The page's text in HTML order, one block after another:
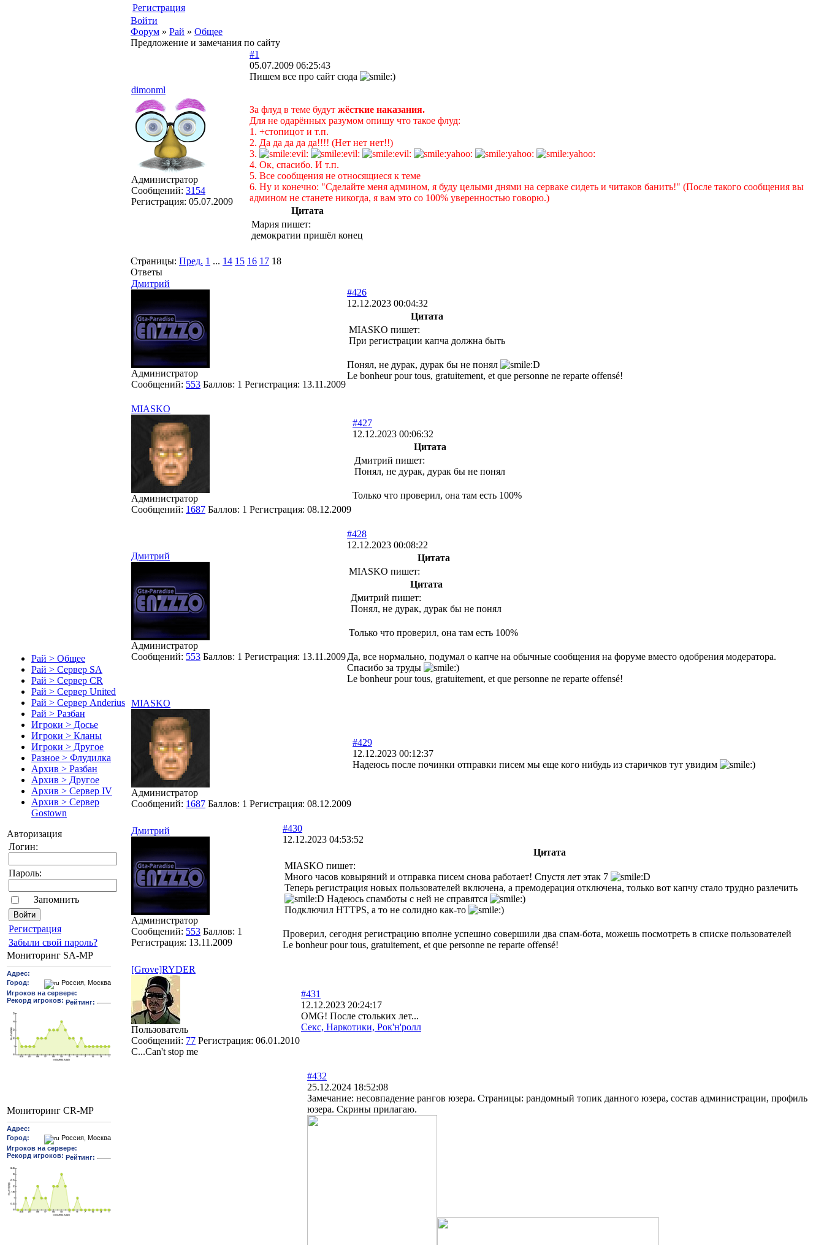
Рай > Общее
Рай > Сервер SA
Рай > Сервер CR
Рай > Сервер United
Рай > Сервер Anderius
Рай > Разбан
Игроки > Досье
Игроки > Кланы
Игроки > Другое
Разное > Флудилка
Архив > Разбан
Архив > Другое
Архив > Сервер IV
Архив > Сервер
Gostown
Авторизация
Логин:
Пароль:
Запомнить
Pегиcтрaция
Забыли свой пароль?
Мониторинг SA-MP
Мониторинг CR-MP
Регистрация
Войти
Форум » Рай » Общее
Предложение и замечания по сайту
dimonml
Администратор
Сообщений: 3154
Регистрация: 05.07.2009
#1
05.07.2009 06:25:43
Пишем все про сайт сюда
За флуд в теме будут жёсткие наказания.
Для не одарённых разумом опишу что такое флуд:
1. +стопицот и т.п.
2. Да да да да да!!!! (Нет нет нет!!)
3.
4. Ок, спасибо. И т.п.
5. Все сообщения не относящиеся к теме
6. Ну и конечно: "Сделайте меня админом, я буду целыми днями на серваке сидеть и читаков банить!" (После такого сообщения вы
админом не станете никогда, я вам это со 100% уверенностью говорю.)
Цитата
Мария пишет:
демократии пришёл конец
Страницы: Пред. 1 ... 14 15 16 17 18
Ответы
Дмитрий
Администратор
Сообщений: 553 Баллов: 1 Регистрация: 13.11.2009
#426
12.12.2023 00:04:32
Цитата
MIASKO пишет:
При регистрации капча должна быть
Понял, не дурак, дурак бы не понял
Le bonheur pour tous, gratuitement, et que personne ne reparte offensé!
MIASKO
Администратор
Сообщений: 1687 Баллов: 1 Регистрация: 08.12.2009
#427
12.12.2023 00:06:32
Цитата
Дмитрий пишет:
Понял, не дурак, дурак бы не понял
Только что проверил, она там есть 100%
Дмитрий
Администратор
Сообщений: 553 Баллов: 1 Регистрация: 13.11.2009
#428
12.12.2023 00:08:22
Цитата
MIASKO пишет:
Цитата
Дмитрий пишет:
Понял, не дурак, дурак бы не понял
Только что проверил, она там есть 100%
Да, все нормально, подумал о капче на обычные сообщения на форуме вместо одобрения модератора.
Спасибо за труды
Le bonheur pour tous, gratuitement, et que personne ne reparte offensé!
MIASKO
Администратор
Сообщений: 1687 Баллов: 1 Регистрация: 08.12.2009
#429
12.12.2023 00:12:37
Надеюсь после починки отправки писем мы еще кого нибудь из старичков тут увидим
Дмитрий
Администратор
Сообщений: 553 Баллов: 1
Регистрация: 13.11.2009
#430
12.12.2023 04:53:52
Цитата
MIASKO пишет:
Много часов ковыряний и отправка писем снова работает! Спустя лет этак 7
Теперь регистрация новых пользователей включена, а премодерация отключена, только вот капчу стало трудно разлечить
Надеюсь спамботы с ней не справятся
Подключил HTTPS, а то не солидно как-то
Проверил, сегодня регистрацию вполне успешно совершили два спам-бота, можешь посмотреть в списке пользователей
Le bonheur pour tous, gratuitement, et que personne ne reparte offensé!
[Grove]RYDER
Пользователь
Сообщений: 77 Регистрация: 06.01.2010
C...Can't stop me
#431
12.12.2023 20:24:17
OMG! После стольких лет...
Секс, Наркотики, Рок'н'ролл
#432
25.12.2024 18:52:08
Замечание: несовпадение рангов юзера. Страницы: рандомный топик данного юзера, состав администрации, профиль
юзера. Скрины прилагаю.